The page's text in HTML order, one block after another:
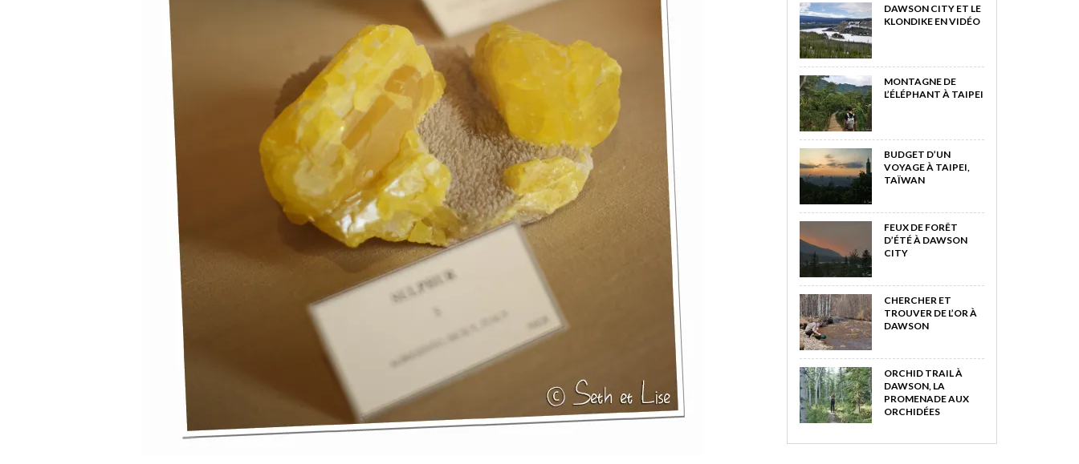
DAWSON CITY ET LE
KLONDIKE EN VIDÉO
MONTAGNE DE
L’ÉLÉPHANT À TAIPEI
BUDGET D’UN
VOYAGE À TAIPEI,
TAÏWAN
FEUX DE FORÊT
D’ÉTÉ À DAWSON
CITY
CHERCHER ET
TROUVER DE L’OR À
DAWSON
ORCHID TRAIL À
DAWSON, LA
PROMENADE AUX
ORCHIDÉES